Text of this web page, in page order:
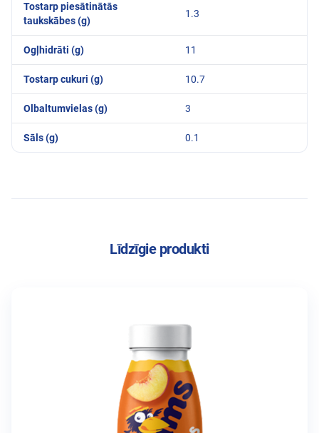
Tostarp piesātinātās
taukskābes (g)
1.3
Ogļhidrāti (g) 11
Tostarp cukuri (g) 10.7
Olbaltumvielas (g) 3
Sāls (g) 0.1
Līdzīgie produkti